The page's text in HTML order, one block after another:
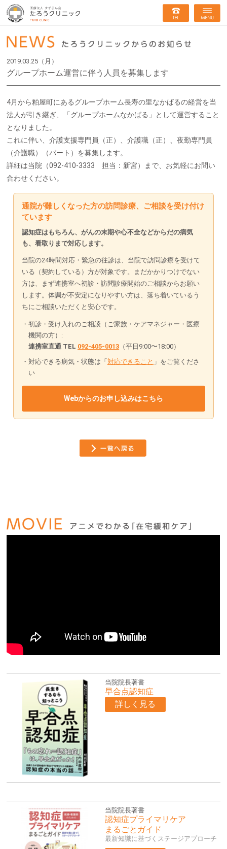
2019.03.25（月）
グループホーム運営に伴う人員を募集します
4月から粕屋町にあるグループホーム長寿の里なかばるの経営を当
法人が引き継ぎ、「グループホームなかばる」として運営すること
となりました。
これに伴い、介護支援専門員（正）、介護職（正）、夜勤専門員
（介護職）（パート）を募集します。
詳細は当院（092-410-3333 担当：新宮）まで、お気軽にお問い
合わせください。
通院が難しくなった方の訪問診療、ご相談を受け付け
ています
認知症はもちろん、がんの末期や心不全などからだの病気
も、看取りまで対応します。
当院の24時間対応・緊急の往診は、当院で訪問診療を受けて
いる（契約している）方が対象です。まだかかりつけでない
方は、まず連携室へ初診・訪問診療開始のご相談からお願い
します。体調が不安定になりやすい方は、落ち着いているう
ちにご相談いただくと安心です。
初診・受け入れのご相談（ご家族・ケアマネジャー・医療
機関の方）:
連携室直通 TEL 092-405-0013 （平日9:00〜18:00）
対応できる病気・状態は「対応できること 」をご覧くださ
い
Webからのお申し込みはこちら
当院院長著書
早合点認知症
詳しく見る
当院院長著書
認知症プライマリケア
まるごとガイド
最新知識に基づくステージアプローチ